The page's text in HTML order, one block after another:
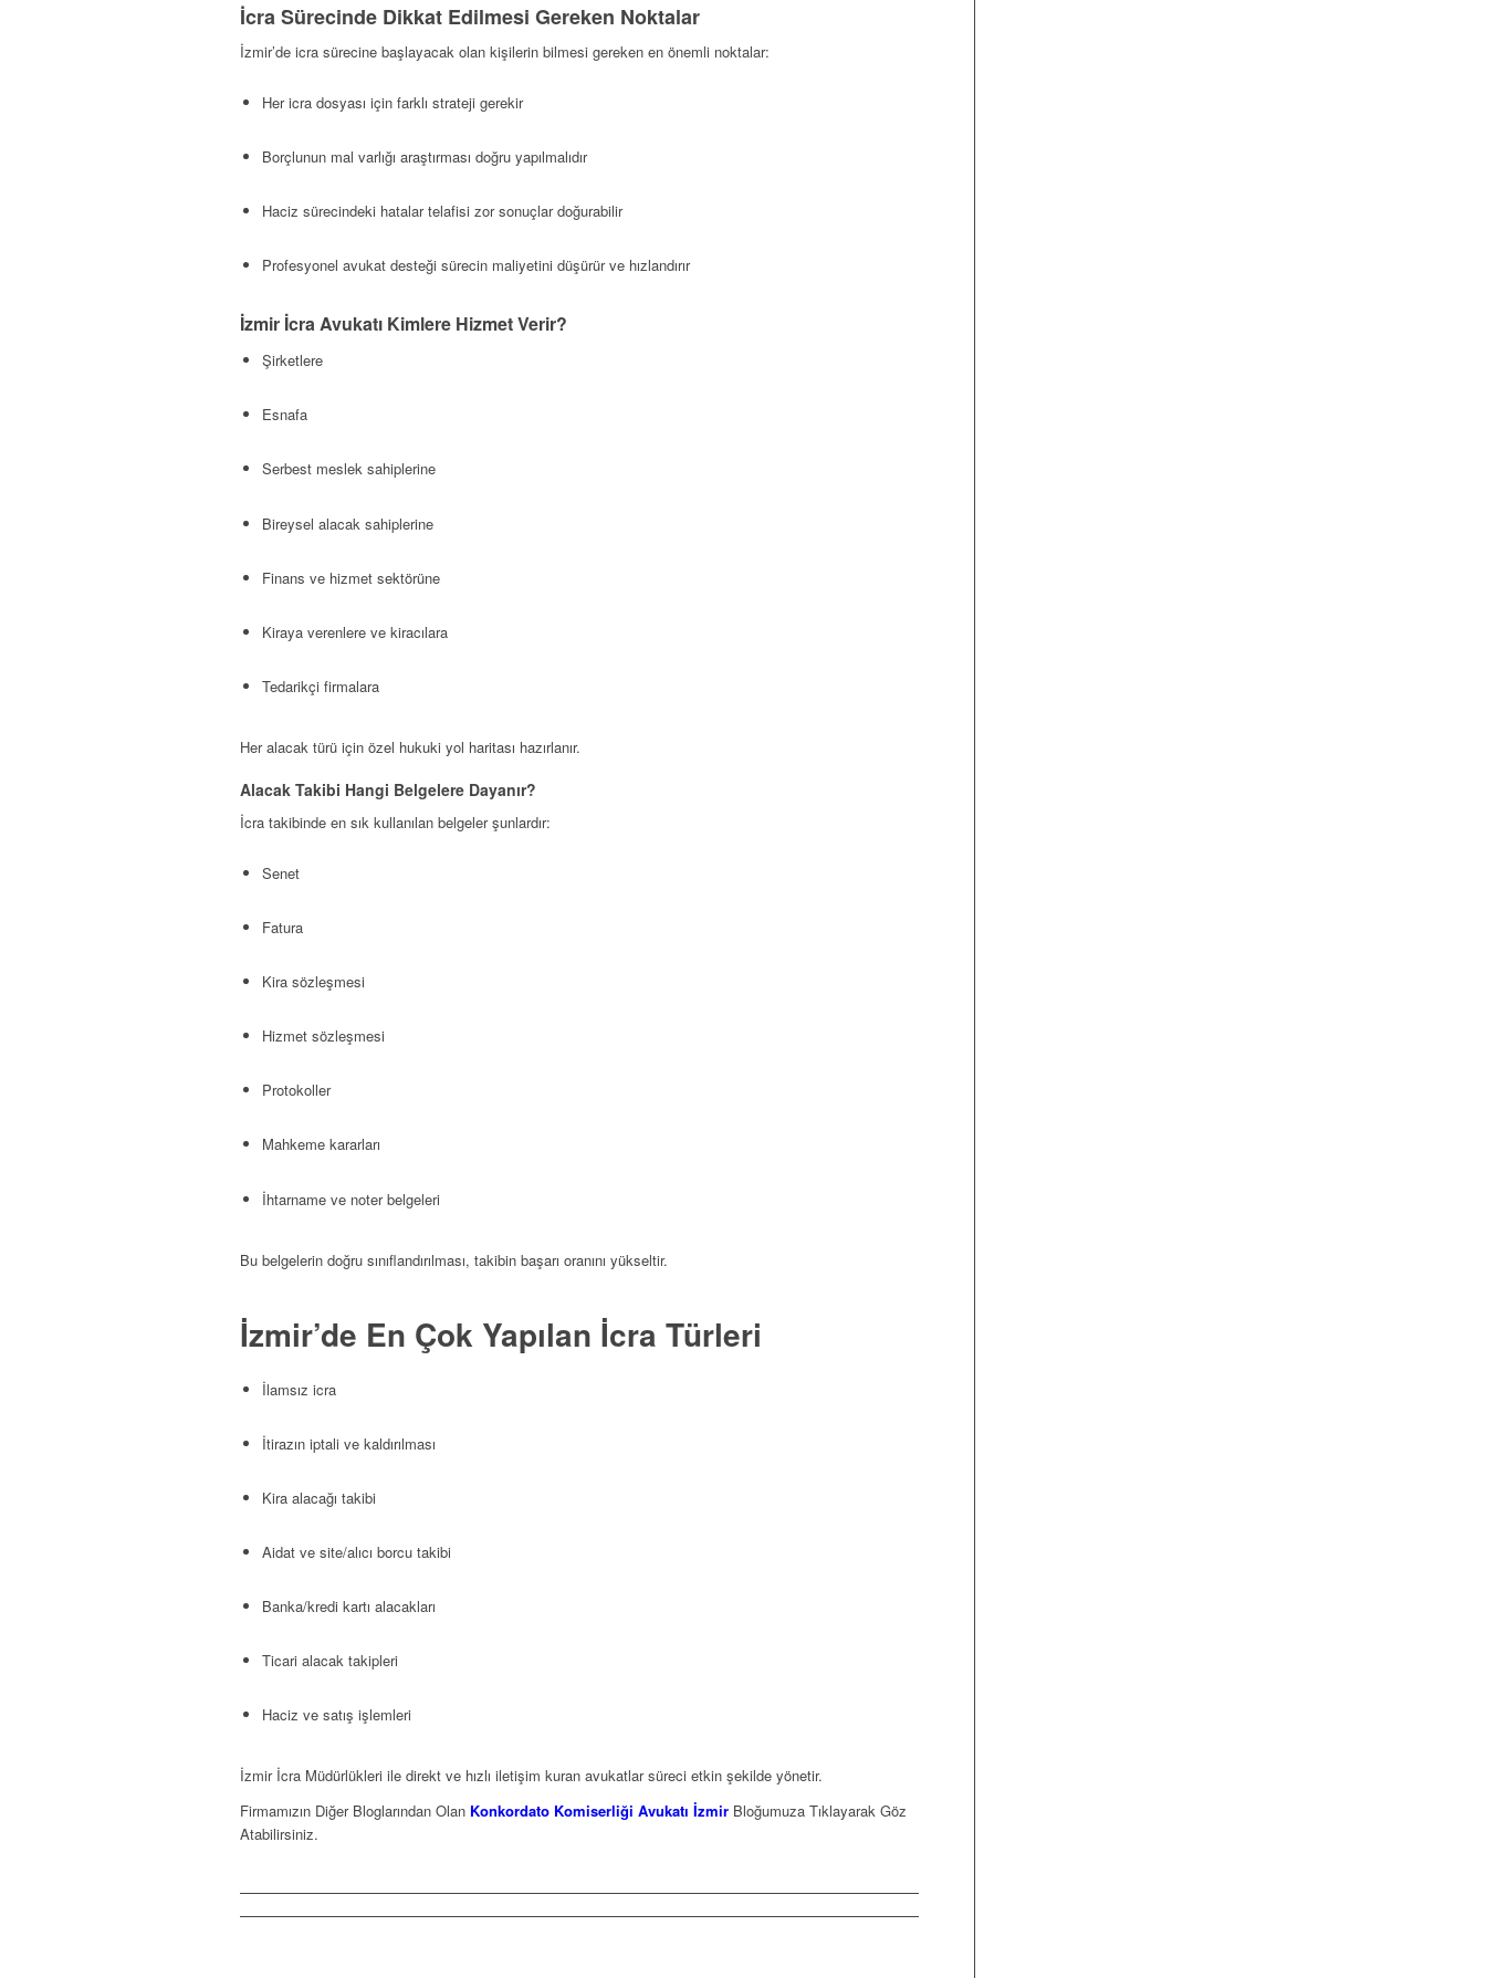
İcra Sürecinde Dikkat Edilmesi Gereken Noktalar
İzmir’de icra sürecine başlayacak olan kişilerin bilmesi gereken en önemli noktalar:
Her icra dosyası için farklı strateji gerekir
Borçlunun mal varlığı araştırması doğru yapılmalıdır
Haciz sürecindeki hatalar telafisi zor sonuçlar doğurabilir
Profesyonel avukat desteği sürecin maliyetini düşürür ve hızlandırır
İzmir İcra Avukatı Kimlere Hizmet Verir?
Şirketlere
Esnafa
Serbest meslek sahiplerine
Bireysel alacak sahiplerine
Finans ve hizmet sektörüne
Kiraya verenlere ve kiracılara
Tedarikçi firmalara
Her alacak türü için özel hukuki yol haritası hazırlanır.
Alacak Takibi Hangi Belgelere Dayanır?
İcra takibinde en sık kullanılan belgeler şunlardır:
Senet
Fatura
Kira sözleşmesi
Hizmet sözleşmesi
Protokoller
Mahkeme kararları
İhtarname ve noter belgeleri
Bu belgelerin doğru sınıflandırılması, takibin başarı oranını yükseltir.
İzmir’de En Çok Yapılan İcra Türleri
İlamsız icra
İtirazın iptali ve kaldırılması
Kira alacağı takibi
Aidat ve site/alıcı borcu takibi
Banka/kredi kartı alacakları
Ticari alacak takipleri
Haciz ve satış işlemleri
İzmir İcra Müdürlükleri ile direkt ve hızlı iletişim kuran avukatlar süreci etkin şekilde yönetir.
Firmamızın Diğer Bloglarından Olan Konkordato Komiserliği Avukatı İzmir Bloğumuza Tıklayarak Göz
Atabilirsiniz.